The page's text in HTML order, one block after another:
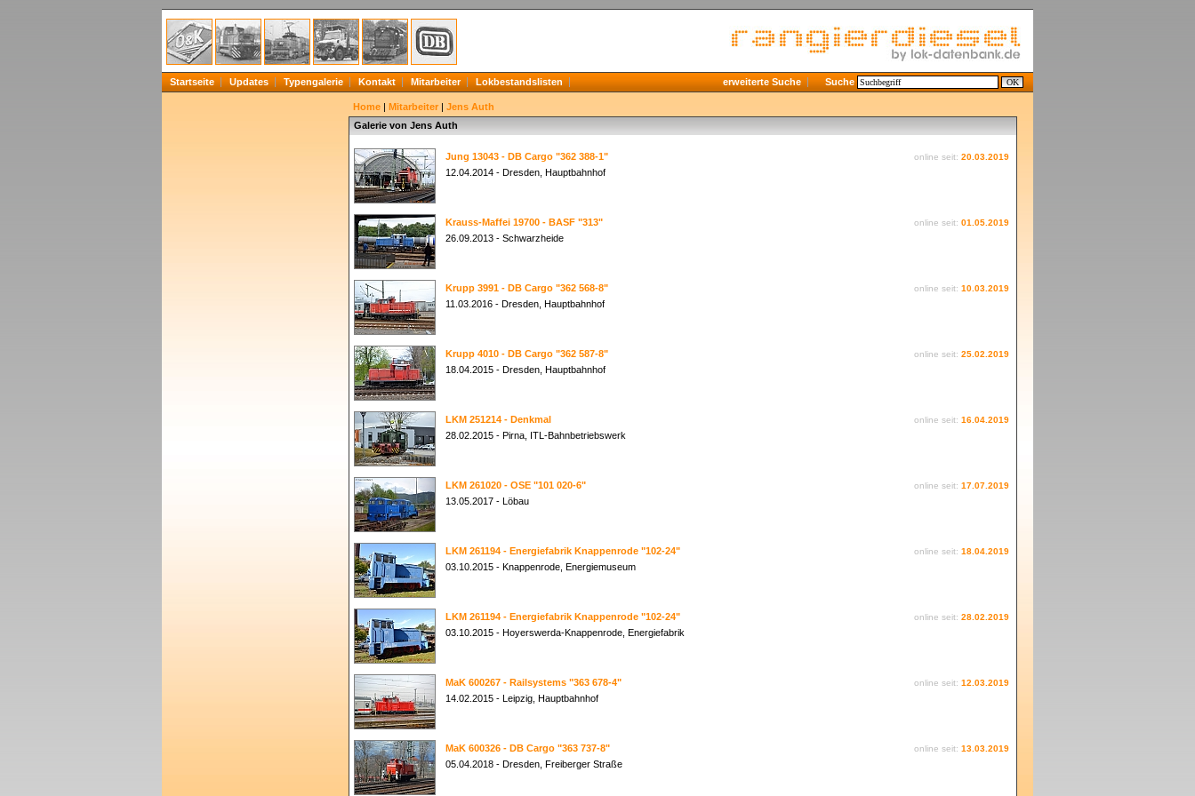
Startseite Updates Typengalerie Kontakt Mitarbeiter Lokbestandslisten erweiterte Suche Suche
Home | Mitarbeiter | Jens Auth
Galerie von Jens Auth
Jung 13043 - DB Cargo "362 388-1" online seit: 20.03.2019
12.04.2014 - Dresden, Hauptbahnhof
Krauss-Maffei 19700 - BASF "313" online seit: 01.05.2019
26.09.2013 - Schwarzheide
Krupp 3991 - DB Cargo "362 568-8" online seit: 10.03.2019
11.03.2016 - Dresden, Hauptbahnhof
Krupp 4010 - DB Cargo "362 587-8" online seit: 25.02.2019
18.04.2015 - Dresden, Hauptbahnhof
LKM 251214 - Denkmal online seit: 16.04.2019
28.02.2015 - Pirna, ITL-Bahnbetriebswerk
LKM 261020 - OSE "101 020-6" online seit: 17.07.2019
13.05.2017 - Löbau
LKM 261194 - Energiefabrik Knappenrode "102-24" online seit: 18.04.2019
03.10.2015 - Knappenrode, Energiemuseum
LKM 261194 - Energiefabrik Knappenrode "102-24" online seit: 28.02.2019
03.10.2015 - Hoyerswerda-Knappenrode, Energiefabrik
MaK 600267 - Railsystems "363 678-4" online seit: 12.03.2019
14.02.2015 - Leipzig, Hauptbahnhof
MaK 600326 - DB Cargo "363 737-8" online seit: 13.03.2019
05.04.2018 - Dresden, Freiberger Straße